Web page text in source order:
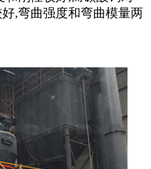
,弯曲强度和弯曲模量两